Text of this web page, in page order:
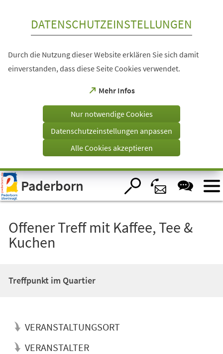
Visuelle
Assistenzsoftware
öffnen.
DATENSCHUTZEINSTELLUNGEN
Durch die Nutzung dieser Website erklären Sie sich damit
einverstanden, dass diese Seite Cookies verwendet.
Mehr Infos
(Öffnet
einem
Tab)
Nur notwendige Cookies
Datenschutzeinstellungen anpassen
Alle Cookies akzeptieren
Paderborn
Offener Treff mit Kaffee, Tee &
Kuchen
Treffpunkt im Quartier
VERANSTALTUNGSORT
VERANSTALTER